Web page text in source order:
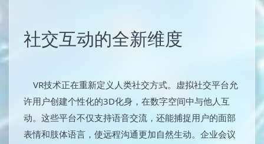
社交互动的全新维度
VR技术正在重新定义人类社交方式。虚拟社交平台允
许用户创建个性化的3D化身，在数字空间中与他人互
动。这些平台不仅支持语音交流，还能捕捉用户的面部
表情和肢体语言，使远程沟通更加自然生动。企业会议